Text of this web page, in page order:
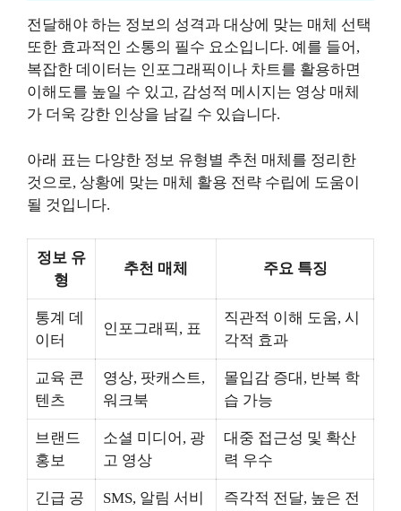
전달해야 하는 정보의 성격과 대상에 맞는 매체 선택
또한 효과적인 소통의 필수 요소입니다. 예를 들어,
복잡한 데이터는 인포그래픽이나 차트를 활용하면
이해도를 높일 수 있고, 감성적 메시지는 영상 매체
가 더욱 강한 인상을 남길 수 있습니다.
아래 표는 다양한 정보 유형별 추천 매체를 정리한
것으로, 상황에 맞는 매체 활용 전략 수립에 도움이
될 것입니다.
정보 유
형
추천 매체 주요 특징
통계 데
이터
인포그래픽, 표
직관적 이해 도움, 시
각적 효과
교육 콘
텐츠
영상, 팟캐스트,
워크북
몰입감 증대, 반복 학
습 가능
브랜드
홍보
소셜 미디어, 광
고 영상
대중 접근성 및 확산
력 우수
긴급 공
SMS, 알림 서비
즉각적 전달, 높은 전